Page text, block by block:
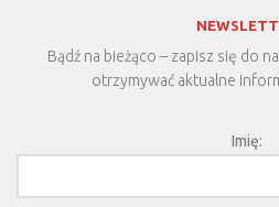
Bądź na bieżąco – zapisz się do
otrzymywać aktualne
Imię: